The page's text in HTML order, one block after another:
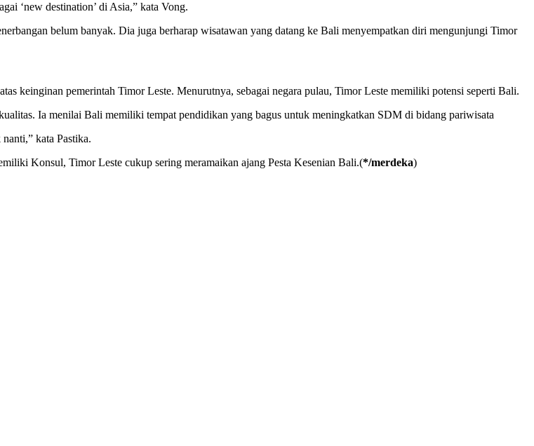
‘new destination’ di Asia,” kata Vong.
belum banyak. Dia juga berharap wisatawan yang datang ke Bali menyempatkan diri mengunjungi Timor
keinginan pemerintah Timor Leste. Menurutnya, sebagai negara pulau, Timor Leste memiliki potensi seperti Bali.
Ia menilai Bali memiliki tempat pendidikan yang bagus untuk meningkatkan SDM di bidang pariwisata
kata Pastika.
Konsul, Timor Leste cukup sering meramaikan ajang Pesta Kesenian Bali.(*/merdeka)